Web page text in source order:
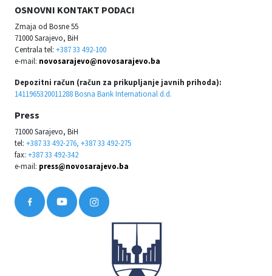
OSNOVNI KONTAKT PODACI
Zmaja od Bosne 55
71000 Sarajevo, BiH
Centrala tel: +387 33 492-100
e-mail: novosarajevo@novosarajevo.ba
Depozitni račun (račun za prikupljanje javnih prihoda):
1411965320011288 Bosna Bank International d.d.
Press
71000 Sarajevo, BiH
tel: +387 33 492-276, +387 33 492-275
fax: +387 33 492-342
e-mail: press@novosarajevo.ba